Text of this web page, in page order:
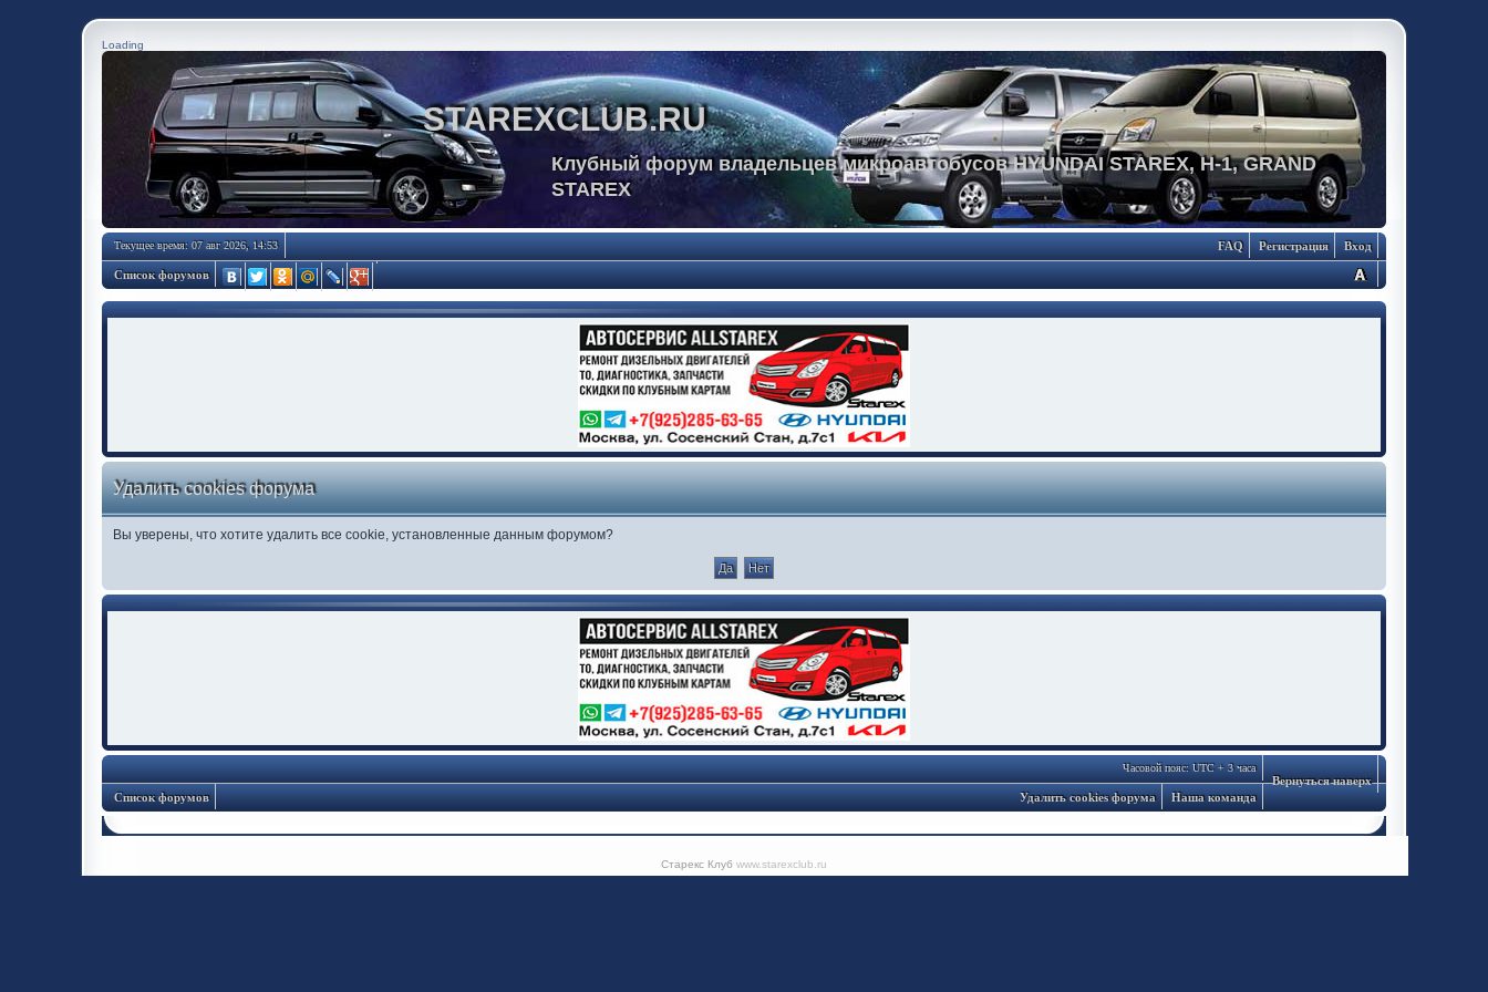
Loading
STAREXCLUB.RU
Клубный форум владельцев микроавтобусов HYUNDAI STAREX, H-1, GRAND
STAREX
Текущее время: 07 авг 2026, 14:53 Вход
Регистрация
FAQ
Список форумов
Удалить cookies форума
Вы уверены, что хотите удалить все cookie, установленные данным форумом?
Вернуться наверх
Часовой пояс: UTC + 3 часа
Список форумов Наша команда
Удалить cookies форума
Старекс Клуб www.starexclub.ru